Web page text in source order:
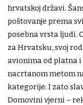
hrvatskoj državi.
poštovanje prema
posebna vrsta ljudi.
za Hrvatsku, svoj
avionima od platna
nacrtanom metom
kategorije. I zato
Domovini vjerni –